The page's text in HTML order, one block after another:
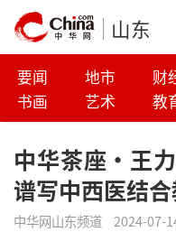
山东
要闻 地市 财
书画
艺术 教
中华茶座·王
谱写中西医结
中华网山东频道 2024-07-